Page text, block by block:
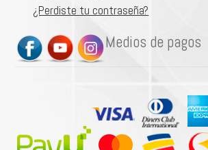
¿Perdiste tu contraseña?
Medios de pagos